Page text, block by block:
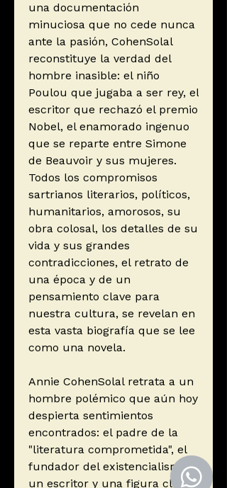
una documentación
minuciosa que no cede nunca
ante la pasión, CohenSolal
reconstituye la verdad del
hombre inasible: el niño
Poulou que jugaba a ser rey, el
escritor que rechazó el premio
Nobel, el enamorado ingenuo
que se reparte entre Simone
de Beauvoir y sus mujeres.
Todos los compromisos
sartrianos literarios, políticos,
humanitarios, amorosos, su
obra colosal, los detalles de su
vida y sus grandes
contradicciones, el retrato de
una época y de un
pensamiento clave para
nuestra cultura, se revelan en
esta vasta biografía que se lee
como una novela.
Annie CohenSolal retrata a un
hombre polémico que aún hoy
despierta sentimientos
encontrados: el padre de la
"literatura comprometida", el
fundador del existencialismo,
un escritor y una figura clave